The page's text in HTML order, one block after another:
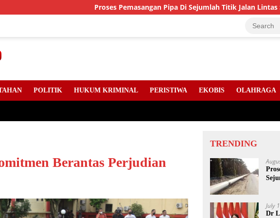
Proses Pemasangan Pipa Di Sejumlah Titik Jalan Lintas
POLITIK HUKUM KRIMINAL PERISTIWA EKOBIS OLAHRAGA
Berantas Perjudian
TRENDING
July
Dr